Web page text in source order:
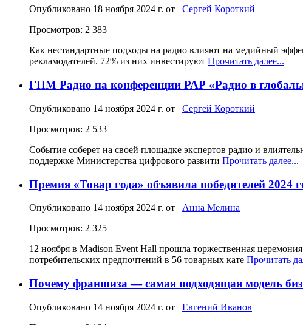
Опубликовано 18 ноября 2024 г. от Сергей Короткий
Просмотров: 2 383
Как нестандартные подходы на радио влияют на медийный
рекламодателей. 72% из них инвестируют Прочитать далее...
ГПМ Радио на конференции РАР «Радио в
Опубликовано 14 ноября 2024 г. от Сергей Короткий
Просмотров: 2 533
Событие соберет на своей площадке экспертов радио и
поддержке Министерства цифрового развити Прочитать далее...
Премия «Товар года» объявила победителей 2024
Опубликовано 14 ноября 2024 г. от Анна Мелина
Просмотров: 2 325
12 ноября в Madison Event Hall прошла торжественная
потребительских предпочтений в 56 товарных кате Прочитать
Почему франшиза — самая подходящая модель
Опубликовано 14 ноября 2024 г. от Евгений Иванов